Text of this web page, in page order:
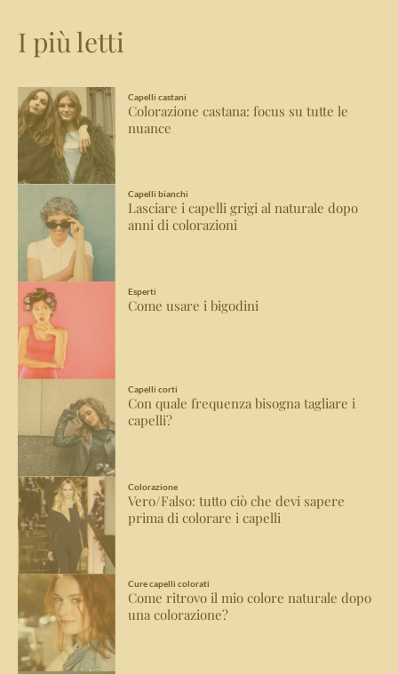
I più letti
Capelli castani
Colorazione castana: focus su tutte le
nuance
Capelli bianchi
Lasciare i capelli grigi al naturale dopo
anni di colorazioni
Esperti
Come usare i bigodini
Capelli corti
Con quale frequenza bisogna tagliare i
capelli?
Colorazione
Vero/Falso: tutto ciò che devi sapere
prima di colorare i capelli
Cure capelli colorati
Come ritrovo il mio colore naturale dopo
una colorazione?